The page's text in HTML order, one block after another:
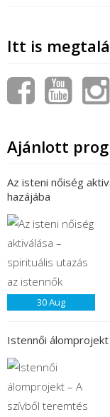
Itt is
Ajánlott
Az isteni nőiség
hazájába
30Aug
Istennői